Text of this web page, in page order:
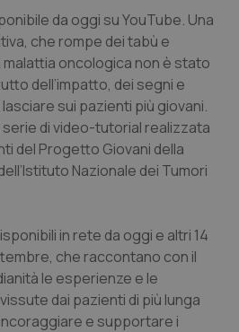
da oggi su YouTube. Una
che rompe dei tabù e
oncologica non è stato
dell’impatto, dei segni e
sui pazienti più giovani.
serie di video-tutorial realizzata
del Progetto Giovani della
Nazionale dei Tumori
in rete da oggi e altri 14
che raccontano con il
le esperienze e le
dai pazienti di più lunga
e supportare i